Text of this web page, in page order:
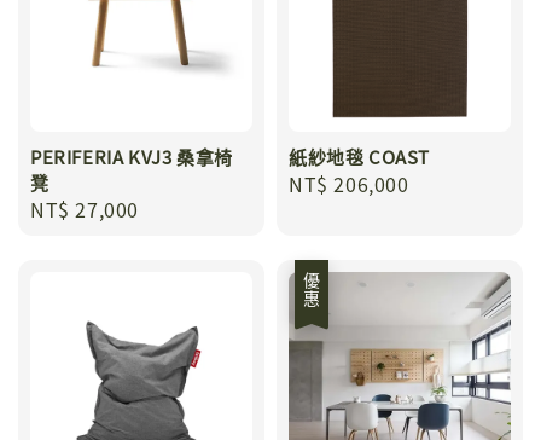
PERIFERIA KVJ3 桑拿椅
凳
Regular
NT$ 27,000
紙紗地毯 COAST
Regular
NT$ 206,000
優惠